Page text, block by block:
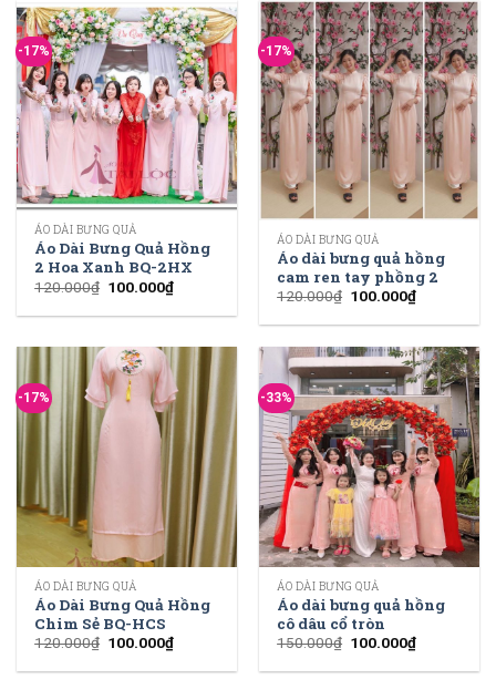
-17%
ÁO DÀI BƯNG QUẢ
Áo Dài Bưng Quả Hồng
2 Hoa Xanh BQ-2HX
120.000₫ 100.000₫
-17%
ÁO DÀI BƯNG QUẢ
Áo dài bưng quả hồng
cam ren tay phồng 2
120.000₫ 100.000₫
-17%
ÁO DÀI BƯNG QUẢ
Áo Dài Bưng Quả Hồng
Chim Sẻ BQ-HCS
120.000₫ 100.000₫
-33%
ÁO DÀI BƯNG QUẢ
Áo dài bưng quả hồng
cô dâu cổ tròn
150.000₫ 100.000₫